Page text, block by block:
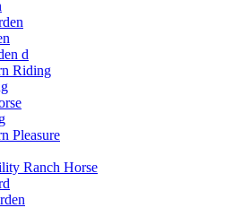
d
Riding
Pleasure
Ranch Horse